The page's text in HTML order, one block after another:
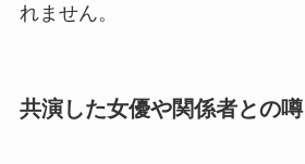
れません。
共演した女優や関係者との